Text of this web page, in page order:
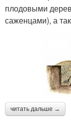
плодовыми
саженцами), а
читать дальше →